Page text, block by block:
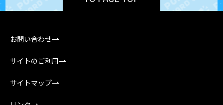
お問い合わせ
サイトのご利用
サイトマップ